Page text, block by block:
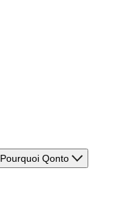
Pourquoi Qonto